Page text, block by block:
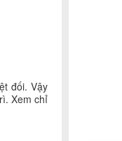
đối. Vậy
Xem chỉ